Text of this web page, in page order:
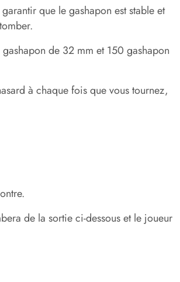
que le gashapon est stable et
de 32 mm et 150 gashapon
à chaque fois que vous tournez,
de la sortie ci-dessous et le joueur